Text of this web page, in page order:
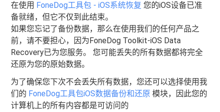
在使用 FoneDog工具包 - iOS系统恢复 您的iOS设备已准
备就绪，但它不仅到此结束。
如果您忘记了备份数据，那么在使用我们的任何产品之
前，请不要担心，因为FoneDog Toolkit-iOS Data
Recovery已为您服务。 您可能丢失的所有数据都将完全
还原为您的原始数据。
为了确保您下次不会丢失所有数据，您还可以选择使用我
们的 FoneDog工具包iOS数据备份和还原 模块，因此您的
计算机上的所有内容都是可访问的